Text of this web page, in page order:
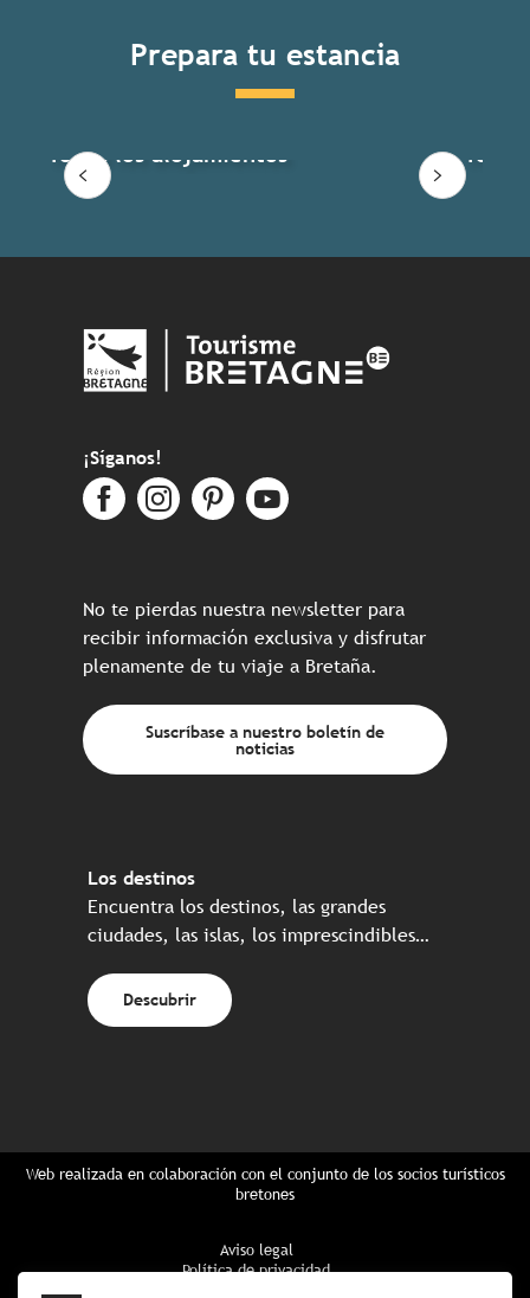
Prepara tu estancia
Todos los alojamientos
¡Síganos!
No te pierdas nuestra newsletter para
recibir información exclusiva y disfrutar
plenamente de tu viaje a Bretaña.
Suscríbase a nuestro boletín de
noticias
Los destinos
Encuentra los destinos, las grandes
ciudades, las islas, los imprescindibles…
Descubrir
Web realizada en colaboración con el conjunto de los socios turísticos
bretones
Aviso legal
Política de privacidad